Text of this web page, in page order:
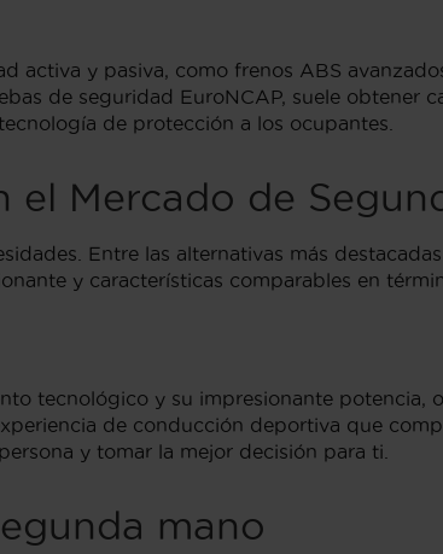
activa y pasiva, como frenos ABS
de seguridad EuroNCAP, suele obtener
de protección a los ocupantes.
el Mercado de
Entre las alternativas más
y características comparables en
tecnológico y su impresionante potencia,
de conducción deportiva que
y tomar la mejor decisión para ti.
mano